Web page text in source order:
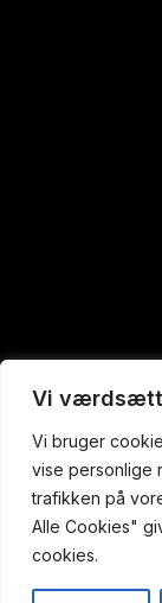
Vi
Vi bruger
vise personlige
trafikken på
Alle Cookies"
cookies.
Kontakt os hvis du
OISHII